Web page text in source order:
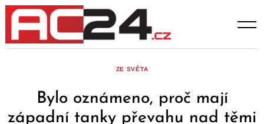
Skip
content
ZE SVĚTA
Bylo oznámeno, proč mají
západní tanky převahu nad těmi